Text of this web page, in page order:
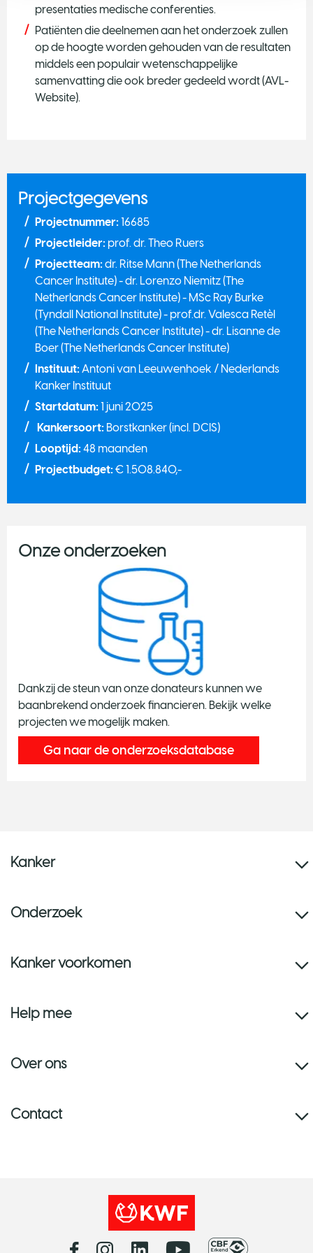
presentaties medische conferenties.
Patiënten die deelnemen aan het onderzoek zullen
op de hoogte worden gehouden van de resultaten
middels een populair wetenschappelijke
samenvatting die ook breder gedeeld wordt (AVL-
Website).
Projectgegevens
Projectnummer: 16685
Projectleider: prof. dr. Theo Ruers
Projectteam: dr. Ritse Mann (The Netherlands
Cancer Institute) - dr. Lorenzo Niemitz (The
Netherlands Cancer Institute) - MSc Ray Burke
(Tyndall National Institute) - prof.dr. Valesca Retèl
(The Netherlands Cancer Institute) - dr. Lisanne de
Boer (The Netherlands Cancer Institute)
Instituut: Antoni van Leeuwenhoek / Nederlands
Kanker Instituut
Startdatum: 1 juni 2025
Kankersoort: Borstkanker (incl. DCIS)
Looptijd: 48 maanden
Projectbudget: € 1.508.840,-
Onze onderzoeken
Dankzij de steun van onze donateurs kunnen we
baanbrekend onderzoek financieren. Bekijk welke
projecten we mogelijk maken.
Ga naar de onderzoeksdatabase
Kanker
Onderzoek
Kanker voorkomen
Help mee
Over ons
Contact